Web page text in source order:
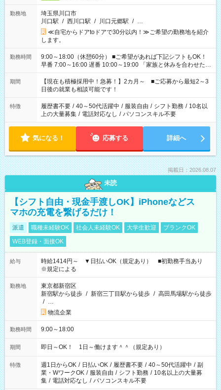
勤務地
埼玉県川口市
川口駅 / 西川口駅 / 川口元郷駅 / …
≪自宅からドアtoドアで30分以内！≫ご希望の勤務地を紹介
します。
勤務時間
9:00～18:00（休憩60分） ■ご希望があれば下記シフトもOK！
早番 7:00～16:00 遅番 10:00～19:00 「家族と休みを合わせた
い」 「余裕を持って夕飯の準備がしたい」 「できれば残業はし
たくない」 など、ご希望を教えてくださいね。 ※Wワーク希望
の方へ 今ご覧のお仕事で希望する勤務時間と、もう1つのお仕事
の勤務時間。 合計で週40時間を超える場合は応募できません。
期間
【現在も積極採用中！急募！】2カ月～ ■ご応募から最短2～3
日後の就業も相談可能です！
特徴 履歴書不要 / 40～50代活躍中 / 服装自由 / シフト勤務 / 10名以
上の大量募集 / 電話対応なし / パソコンスキル不要
気になる！ 応募する 詳細へ
掲載日：2026.08.07
未読
【シフト自由・現金手渡しOK】iPhoneなどス
マホの充電を繋げるだけ！
派遣 職種未経験OK 社会人未経験OK 大学生歓迎
ブランクOK
WEB登録・面接OK
給与
時給1414円～ ▼日払いOK（規定あり） ■初勤務手当あり
※規定による
勤務地
東京都新宿区
新宿駅から徒歩 / 新宿三丁目駅から徒歩 / 高田馬場駅から徒歩
/ …
物流企業
勤務時間 9:00～18:00
期間 即日～OK！ 1日～働けます＾＾（規定あり）
特徴 週1日からOK / 日払いOK / 履歴書不要 / 40～50代活躍中 / 副
業・WワークOK / 服装自由 / シフト勤務 / 10名以上の大量募
集 / 電話対応なし / パソコンスキル不要